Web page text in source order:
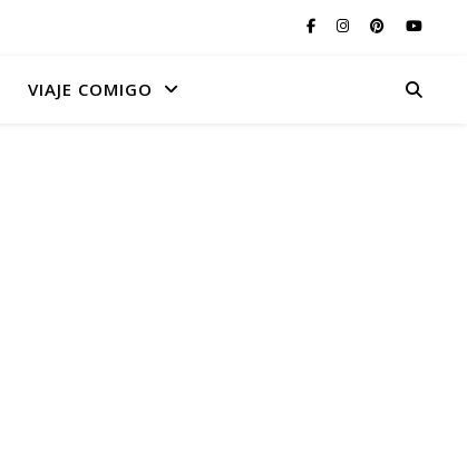
VIAJE COMIGO